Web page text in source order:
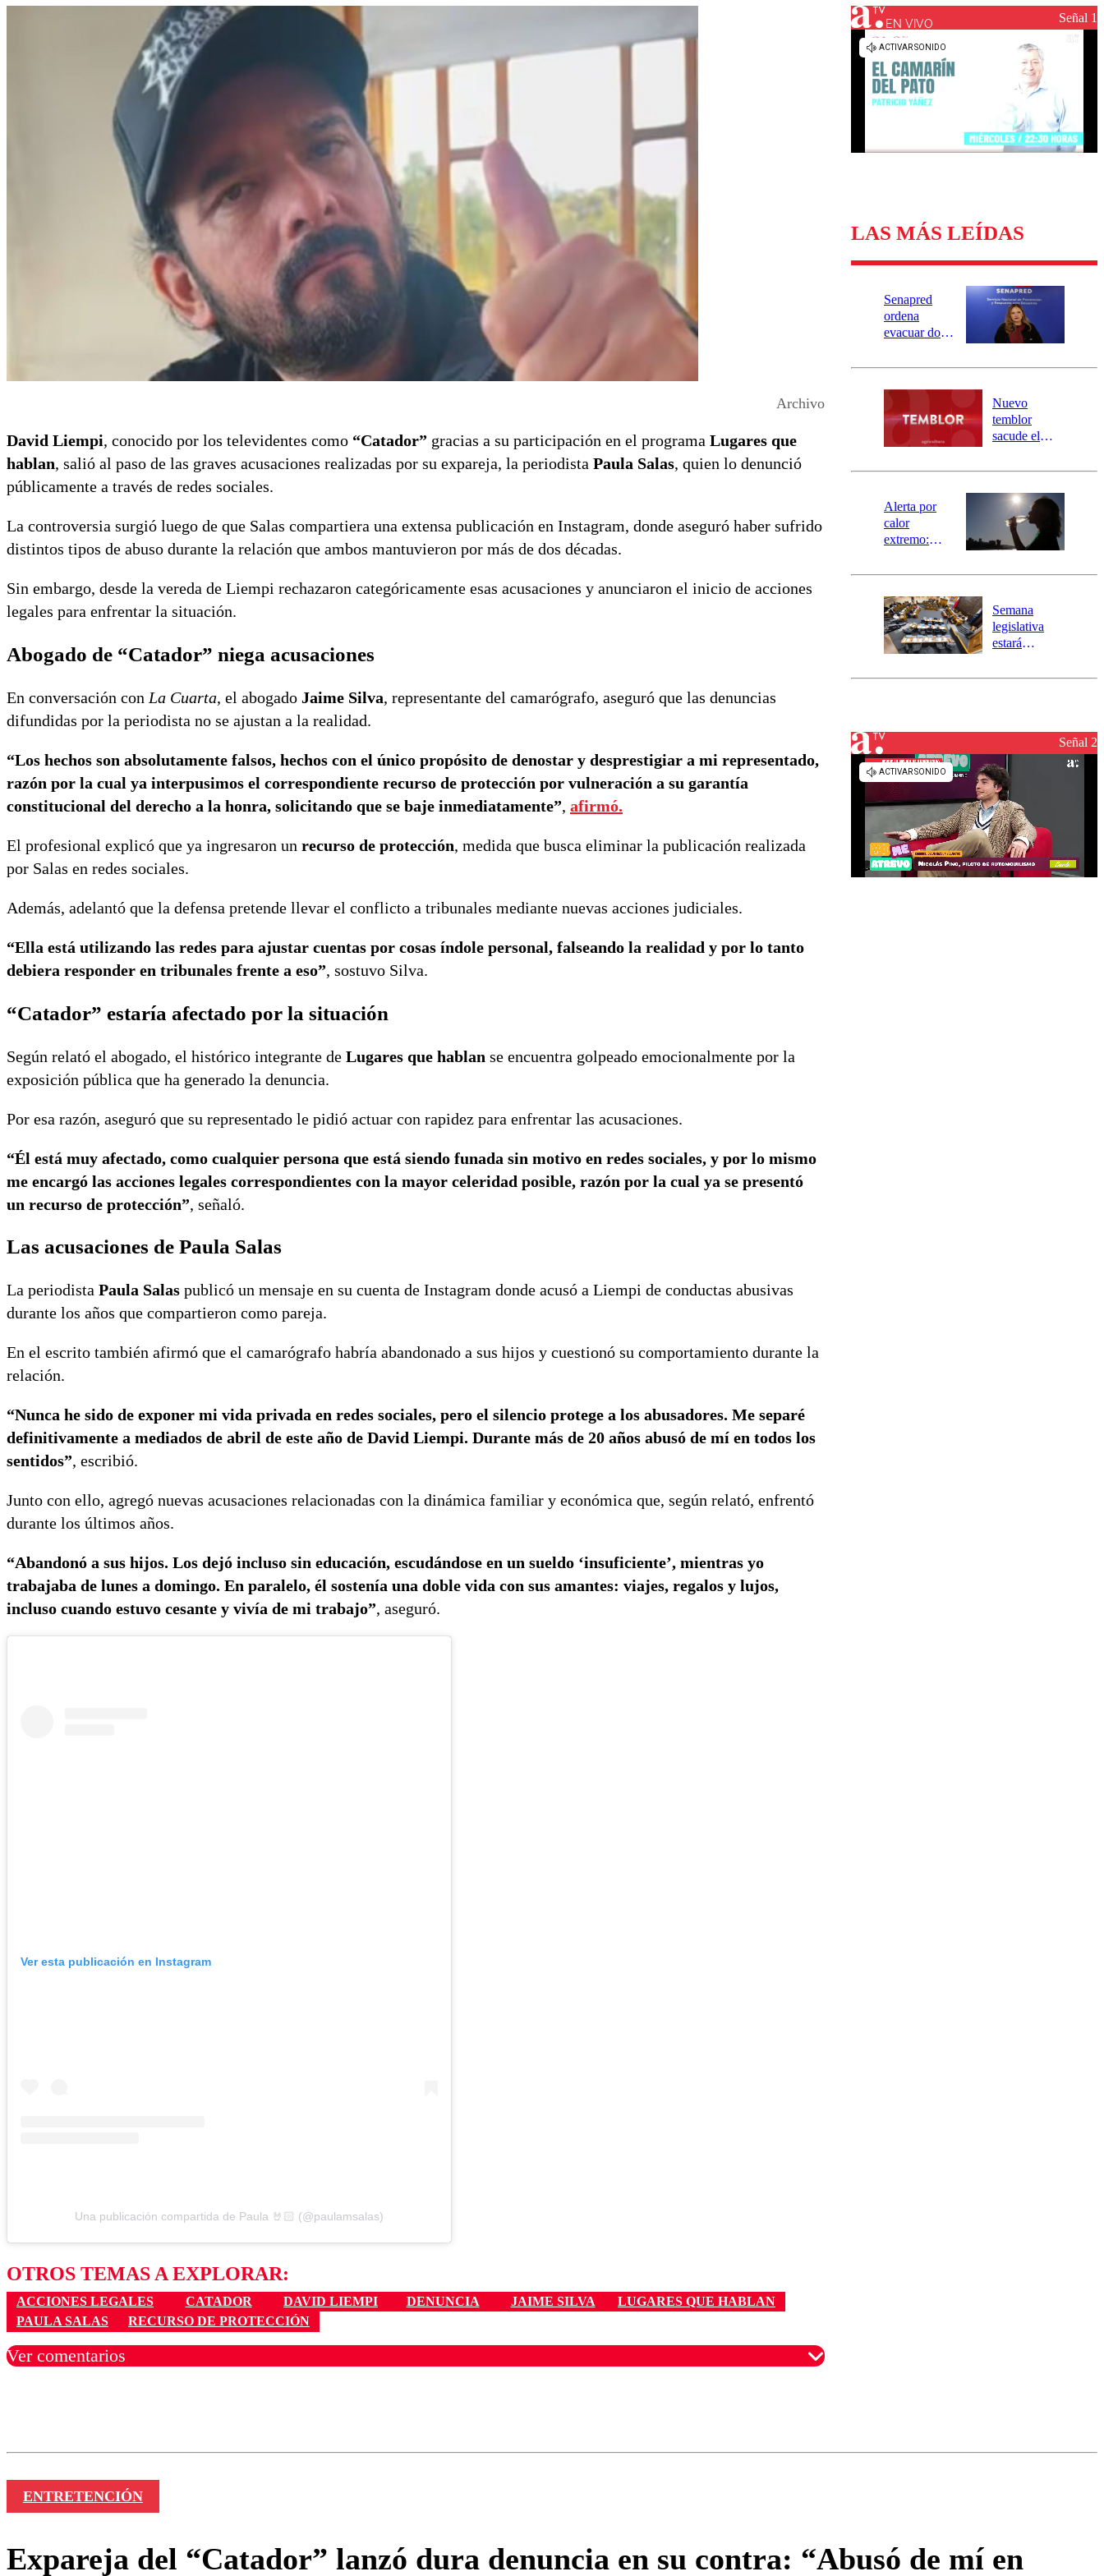
Universidad de Chile
Sustentabilidad
Archivo
David Liempi, conocido por los televidentes como “Catador” gracias a su participación en el programa Lugares que
hablan, salió al paso de las graves acusaciones realizadas por su expareja, la periodista Paula Salas, quien lo denunció
públicamente a través de redes sociales.
La controversia surgió luego de que Salas compartiera una extensa publicación en Instagram, donde aseguró haber sufrido
distintos tipos de abuso durante la relación que ambos mantuvieron por más de dos décadas.
Sin embargo, desde la vereda de Liempi rechazaron categóricamente esas acusaciones y anunciaron el inicio de acciones
legales para enfrentar la situación.
Abogado de “Catador” niega acusaciones
En conversación con La Cuarta, el abogado Jaime Silva, representante del camarógrafo, aseguró que las denuncias
difundidas por la periodista no se ajustan a la realidad.
“Los hechos son absolutamente falsos, hechos con el único propósito de denostar y desprestigiar a mi representado,
razón por la cual ya interpusimos el correspondiente recurso de protección por vulneración a su garantía
constitucional del derecho a la honra, solicitando que se baje inmediatamente”, afirmó.
El profesional explicó que ya ingresaron un recurso de protección, medida que busca eliminar la publicación realizada
por Salas en redes sociales.
Además, adelantó que la defensa pretende llevar el conflicto a tribunales mediante nuevas acciones judiciales.
“Ella está utilizando las redes para ajustar cuentas por cosas índole personal, falseando la realidad y por lo tanto
debiera responder en tribunales frente a eso”, sostuvo Silva.
“Catador” estaría afectado por la situación
Según relató el abogado, el histórico integrante de Lugares que hablan se encuentra golpeado emocionalmente por la
exposición pública que ha generado la denuncia.
Por esa razón, aseguró que su representado le pidió actuar con rapidez para enfrentar las acusaciones.
“Él está muy afectado, como cualquier persona que está siendo funada sin motivo en redes sociales, y por lo mismo
me encargó las acciones legales correspondientes con la mayor celeridad posible, razón por la cual ya se presentó
un recurso de protección”, señaló.
Las acusaciones de Paula Salas
La periodista Paula Salas publicó un mensaje en su cuenta de Instagram donde acusó a Liempi de conductas abusivas
durante los años que compartieron como pareja.
En el escrito también afirmó que el camarógrafo habría abandonado a sus hijos y cuestionó su comportamiento durante la
relación.
“Nunca he sido de exponer mi vida privada en redes sociales, pero el silencio protege a los abusadores. Me separé
definitivamente a mediados de abril de este año de David Liempi. Durante más de 20 años abusó de mí en todos los
sentidos”, escribió.
Junto con ello, agregó nuevas acusaciones relacionadas con la dinámica familiar y económica que, según relató, enfrentó
durante los últimos años.
“Abandonó a sus hijos. Los dejó incluso sin educación, escudándose en un sueldo ‘insuficiente’, mientras yo
trabajaba de lunes a domingo. En paralelo, él sostenía una doble vida con sus amantes: viajes, regalos y lujos,
incluso cuando estuvo cesante y vivía de mi trabajo”, aseguró.
Ver esta publicación en Instagram
Una publicación compartida de Paula 🤘🏻 (@paulamsalas)
OTROS TEMAS A EXPLORAR:
ACCIONES LEGALES CATADOR DAVID LIEMPI DENUNCIA JAIME SILVA
LUGARES QUE HABLAN
PAULA SALAS
RECURSO DE PROTECCIÓN
Ver comentarios
EN VIVO Señal 1
LAS MÁS LEÍDAS
Senapred
ordena
evacuar dos
Carahue por
río Damas:
activa
mensajería
SAE
Nuevo
temblor
sacude el
revisa la
epicentro
Alerta por
calor
extremo:
activa Alerta
Preventiva en
tres comunas
Semana
legislativa
estará
el fin de la
reconstrucciónSeñal 2
ENTRETENCIÓN
Expareja del “Catador” lanzó dura denuncia en su contra: “Abusó de mí en